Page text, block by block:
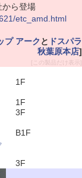
から登場
etc_amd.html
プ アーク と ドスパラ
秋葉原本店]
[この製品だけ表示]
1F
1F
3F
B1F
3F